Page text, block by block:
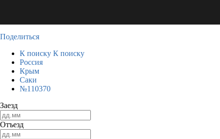
Поделиться
К поиску К поиску
Россия
Крым
Саки
№110370
Заезд
Отъезд